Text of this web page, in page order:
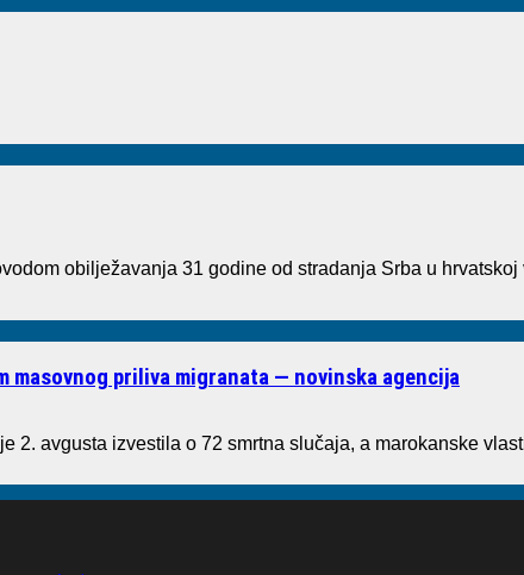
obilježavanja 31 godine od stradanja Srba u
masovnog priliva migranata — novinska agencija
2. avgusta izvestila o 72 smrtna slučaja, a marokanske